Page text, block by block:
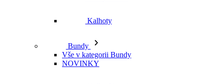
Kalhoty
Bundy
Vše v kategorii Bundy
NOVINKY